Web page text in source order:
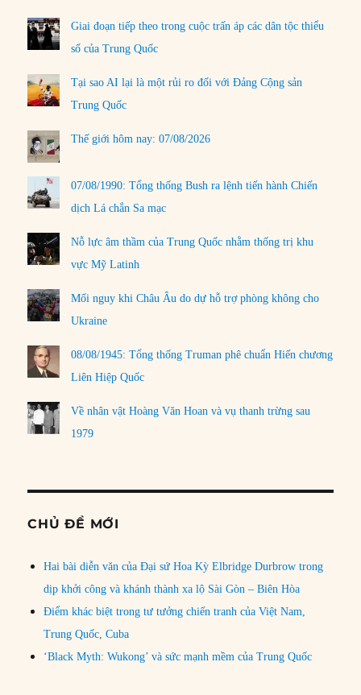
Giai đoạn tiếp theo trong cuộc trấn áp các dân tộc thiểu
số của Trung Quốc
Tại sao AI lại là một rủi ro đối với Đảng Cộng sản
Trung Quốc
Thế giới hôm nay: 07/08/2026
07/08/1990: Tổng thống Bush ra lệnh tiến hành Chiến
dịch Lá chắn Sa mạc
Nỗ lực âm thầm của Trung Quốc nhằm thống trị khu
vực Mỹ Latinh
Mối nguy khi Châu Âu do dự hỗ trợ phòng không cho
Ukraine
08/08/1945: Tổng thống Truman phê chuẩn Hiến chương
Liên Hiệp Quốc
Về nhân vật Hoàng Văn Hoan và vụ thanh trừng sau
1979
CHỦ ĐỀ MỚI
Hai bài diễn văn của Đại sứ Hoa Kỳ Elbridge Durbrow trong
dịp khởi công và khánh thành xa lộ Sài Gòn – Biên Hòa
Điểm khác biệt trong tư tưởng chiến tranh của Việt Nam,
Trung Quốc, Cuba
‘Black Myth: Wukong’ và sức mạnh mềm của Trung Quốc